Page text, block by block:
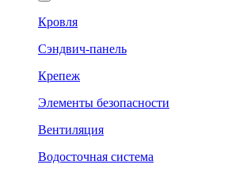
Кровля
Сэндвич-панель
Крепеж
Элементы безопасности
Вентиляция
Водосточная система